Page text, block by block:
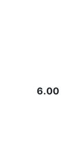
6.00